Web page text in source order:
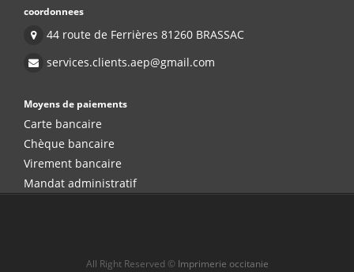
coordonnees
44 route de Ferrières 81260 BRASSAC
services.clients.aep@gmail.com
Moyens de paiements
Carte bancaire
Chèque bancaire
Virement bancaire
Mandat administratif
All Right Reserved © Imprimerie occitanie